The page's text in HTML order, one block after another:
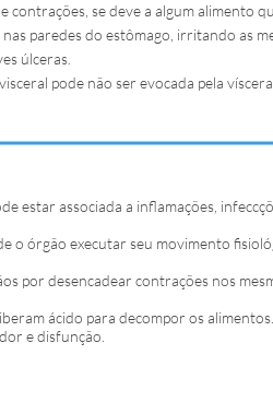
contrações, se deve a algum alimento
paredes do estômago, irritando as
úlceras.
pode não ser evocada pela
estar associada a inflamações,
o órgão executar seu movimento
por desencadear contrações nos
ácido para decompor os
e disfunção.